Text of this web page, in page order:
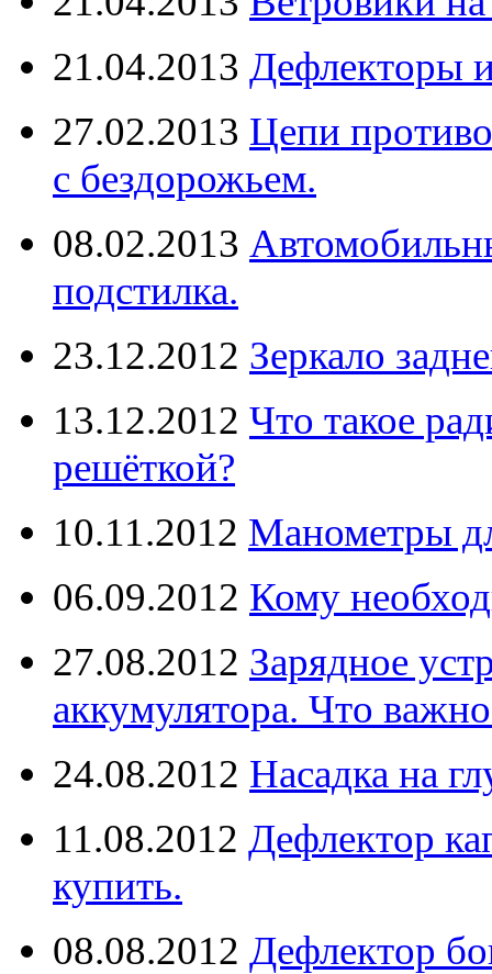
21.04.2013 Дефлекторы
27.02.2013 Цепи
с бездорожьем.
08.02.2013
подстилка.
23.12.2012 Зеркало
13.12.2012 Что такое
решёткой?
10.11.2012 Манометры
06.09.2012 Кому
27.08.2012 Зарядное
аккумулятора. Что
24.08.2012 Насадка на
11.08.2012 Дефлектор
купить.
08.08.2012 Дефлектор